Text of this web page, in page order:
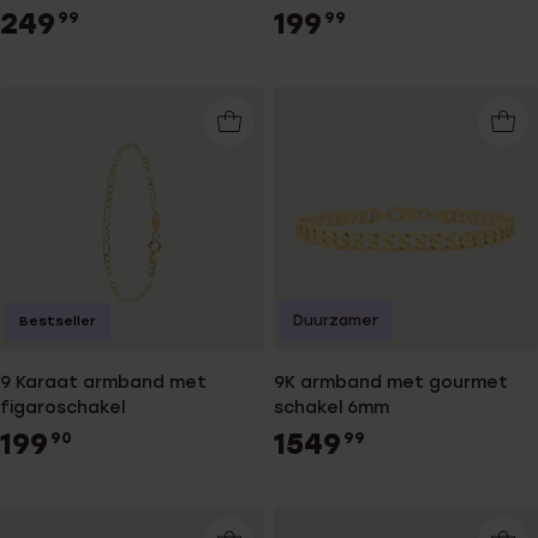
249 99 199 99
9 Karaat armband met
figaroschakel
199 90
Bestseller
9K armband met gourmet
schakel 6mm
1549 99
Duurzamer